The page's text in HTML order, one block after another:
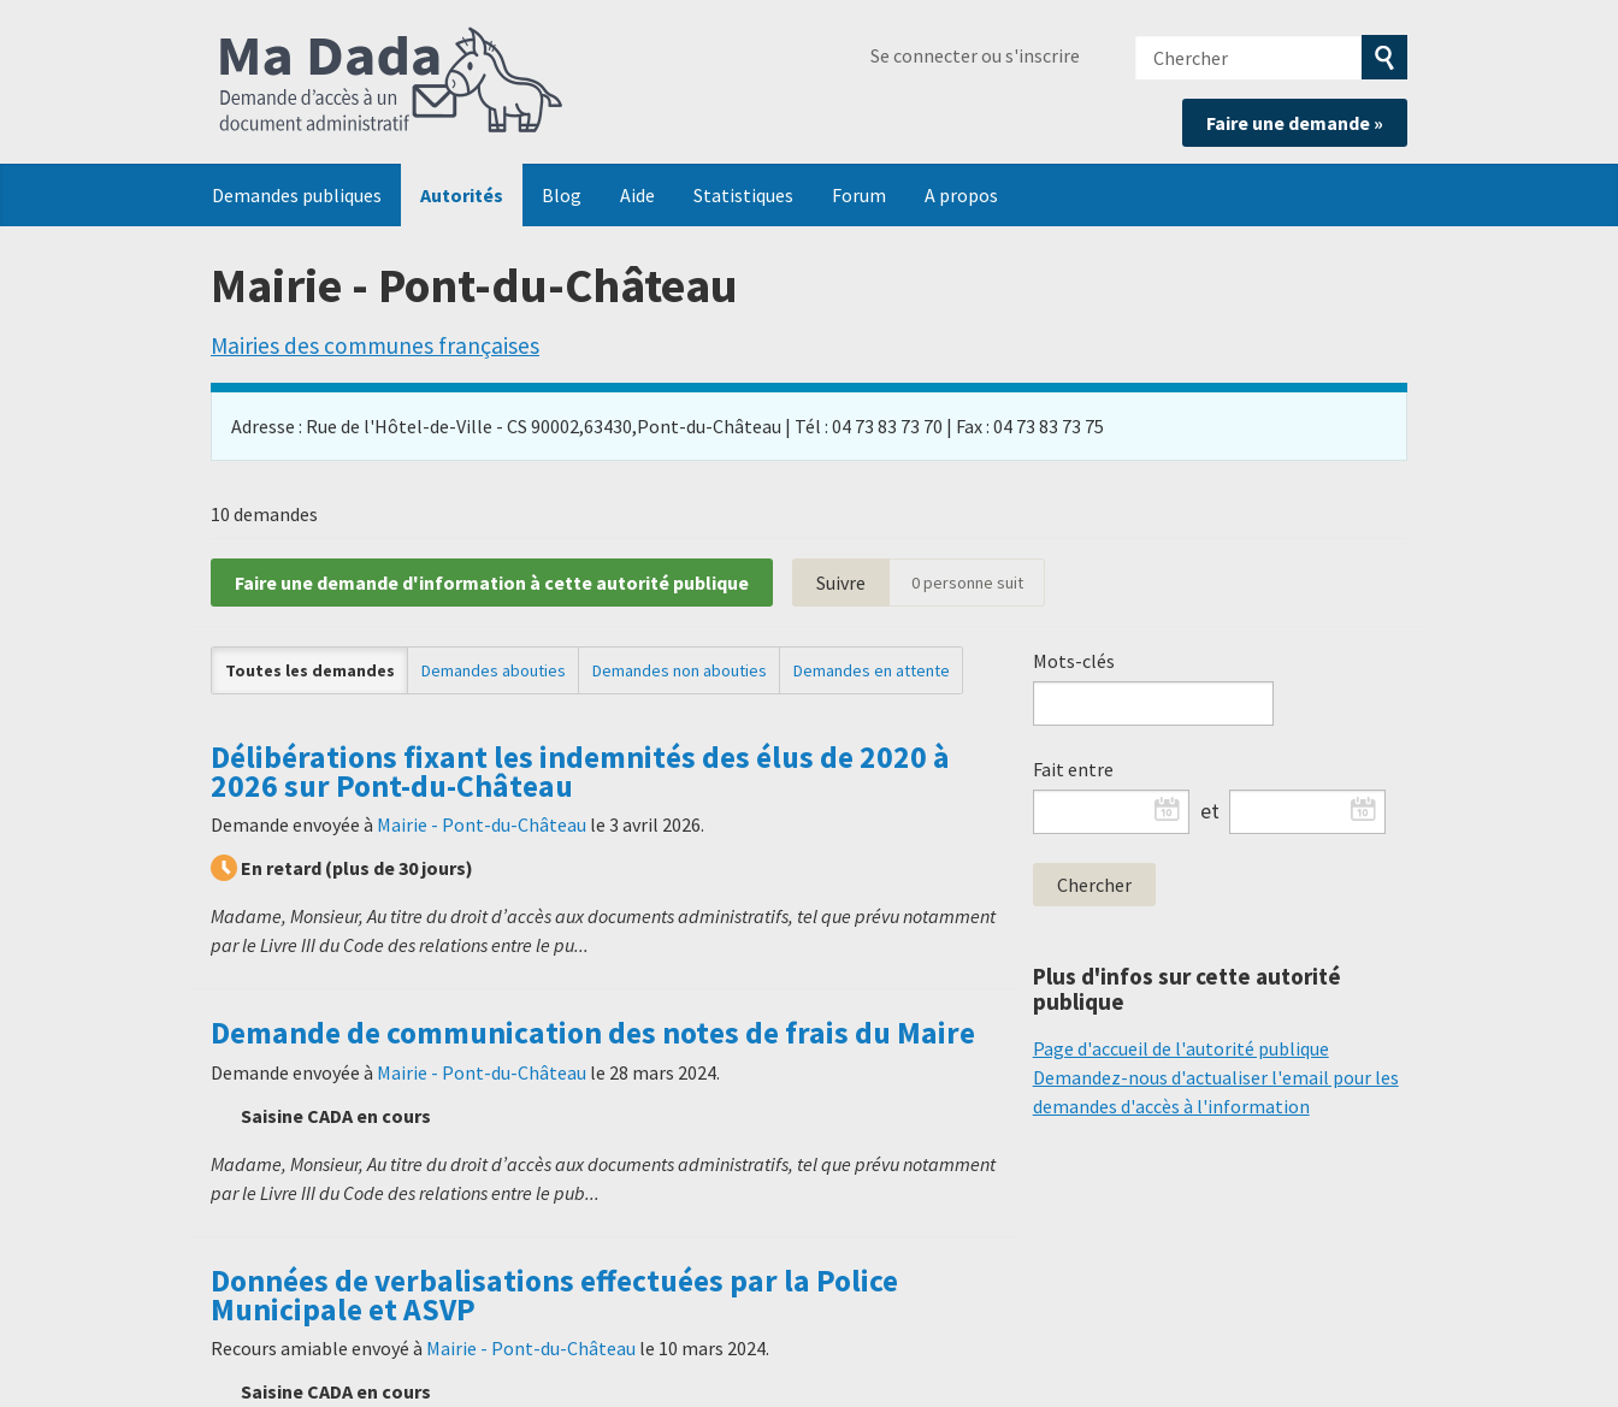
Se connecter ou s'inscrire
Chercher
Soumettre
la
recherche
Faire une demande »
Demandes publiques Autorités Blog Aide Statistiques Forum A propos
Mairie - Pont-du-Château
Mairies des communes françaises
Adresse : Rue de l'Hôtel-de-Ville - CS 90002,63430,Pont-du-Château | Tél : 04 73 83 73 70 | Fax : 04 73 83 73 75
10 demandes
Faire une demande d'information à cette autorité publique Suivre 0personne suit
Toutes les demandes Demandes abouties Demandes non abouties Demandes en attente
Délibérations fixant les indemnités des élus de 2020 à
2026 sur Pont-du-Château
Demande envoyée à Mairie - Pont-du-Château le 3 avril 2026.
En retard (plus de 30 jours)
Madame, Monsieur, Au titre du droit d’accès aux documents administratifs, tel que prévu notamment
par le Livre III du Code des relations entre le pu...
Demande de communication des notes de frais du Maire
Demande envoyée à Mairie - Pont-du-Château le 28 mars 2024.
Saisine CADA en cours
Madame, Monsieur, Au titre du droit d’accès aux documents administratifs, tel que prévu notamment
par le Livre III du Code des relations entre le pub...
Données de verbalisations effectuées par la Police
Municipale et ASVP
Recours amiable envoyé à Mairie - Pont-du-Château le 10 mars 2024.
Saisine CADA en cours
Mots-clés
Fait entre
et
Plus d'infos sur cette autorité
publique
Page d'accueil de l'autorité publique
Demandez-nous d'actualiser l'email pour les
demandes d'accès à l'information